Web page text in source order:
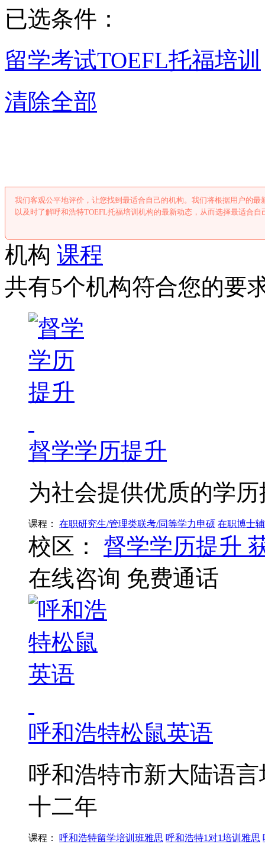
已选条件：
留学考试TOEFL托福培训
清除全部
我们客观公平地评价，让您找到最适合自己的机构。我们将根据用户的
以及时了解呼和浩特TOEFL托福培训机构的最新动态，从而选择最适合
机构 课程
共有5个机构符合您的要
督学学历提升
为社会提供优质的学
课程： 在职研究生/管理类联考/同等学力申硕 在职博士
校区： 督学学历提升
在线咨询 免费通话
呼和浩特松鼠英语
呼和浩特市新大陆语
十二年
课程： 呼和浩特留学培训班雅思 呼和浩特1对1培训雅思